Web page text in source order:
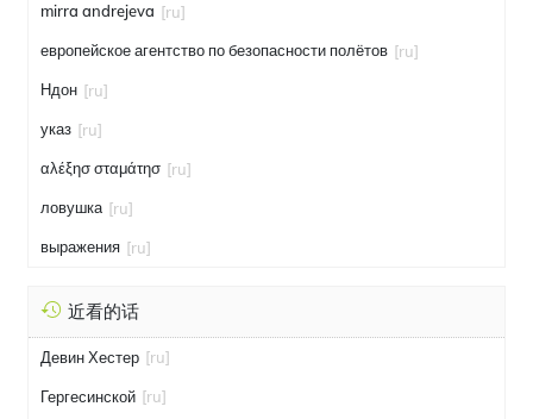
mirra andrejeva [ru]
европейское агентство по безопасности полётов [ru]
Ндон [ru]
указ [ru]
αλέξησ σταμάτησ [ru]
ловушка [ru]
выражения [ru]
近看的话
Девин Хестер [ru]
Гергесинской [ru]